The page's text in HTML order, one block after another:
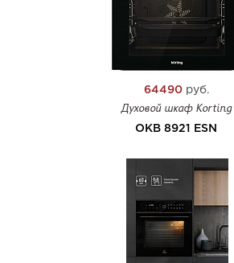
64490руб.
Духовой шкаф Korting
OKB 8921 ESN